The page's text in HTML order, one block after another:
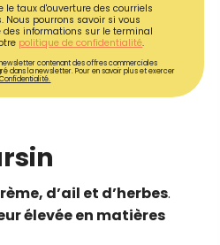
le taux d'ouverture des courriels
pourrons savoir si vous
des informations sur le terminal
politique de confidentialité.
contenant des offres commerciales
dans la newsletter. Pour en savoir plus et exercer
d’ail et d’herbes.
élevée en matières
gratuitement 180
inédites de CROQ